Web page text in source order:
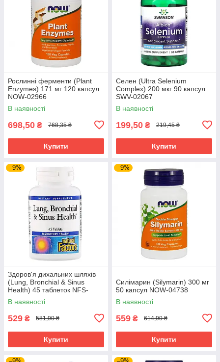
Рослинні ферменти (Plant
Enzymes) 171 мг 120 капсул
NOW-02966
В наявності
698,50 ₴ 768,35 ₴
Купити
Селен (Ultra Selenium
Complex) 200 мкг 90 капсул
SWV-02067
В наявності
199,50 ₴ 219,45 ₴
Купити
–9%
Здоров'я дихальних шляхів
(Lung, Bronchial & Sinus
Health) 45 таблеток NFS-
03504
В наявності
529 ₴ 581,90 ₴
Купити
–9%
Силімарин (Silymarin) 300 мг
50 капсул NOW-04738
В наявності
559 ₴ 614,90 ₴
Купити